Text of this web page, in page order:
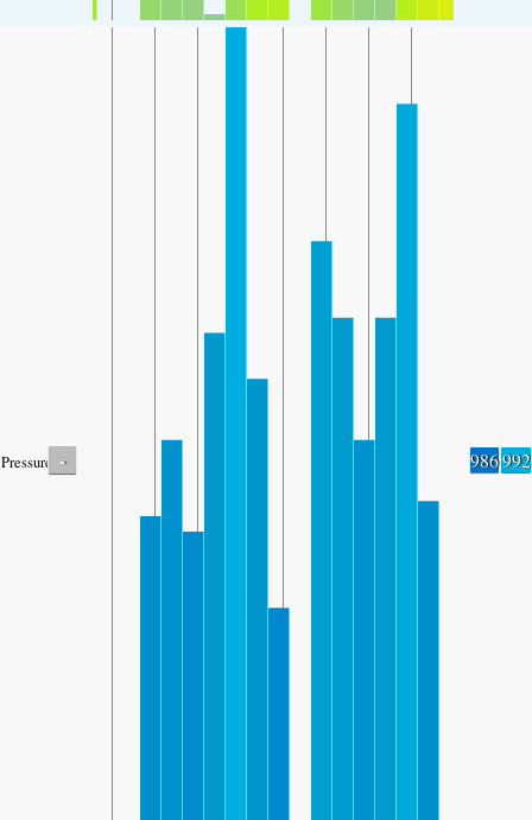
Pressure - 986992